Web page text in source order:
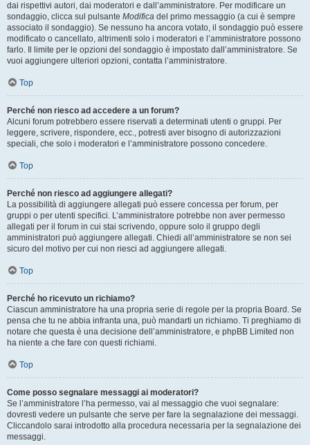
dai rispettivi autori, dai moderatori e dall’amministratore. Per modificare un
sondaggio, clicca sul pulsante Modifica del primo messaggio (a cui è sempre
associato il sondaggio). Se nessuno ha ancora votato, il sondaggio può essere
modificato o cancellato, altrimenti solo i moderatori e l’amministratore possono
farlo. Il limite per le opzioni del sondaggio è impostato dall’amministratore. Se
vuoi aggiungere ulteriori opzioni, contatta l’amministratore.
Top
Perché non riesco ad accedere a un forum?
Alcuni forum potrebbero essere riservati a determinati utenti o gruppi. Per
leggere, scrivere, rispondere, ecc., potresti aver bisogno di autorizzazioni
speciali, che solo i moderatori e l’amministratore possono concedere.
Top
Perché non riesco ad aggiungere allegati?
La possibilità di aggiungere allegati può essere concessa per forum, per
gruppi o per utenti specifici. L’amministratore potrebbe non aver permesso
allegati per il forum in cui stai scrivendo, oppure solo il gruppo degli
amministratori può aggiungere allegati. Chiedi all’amministratore se non sei
sicuro del motivo per cui non riesci ad aggiungere allegati.
Top
Perché ho ricevuto un richiamo?
Ciascun amministratore ha una propria serie di regole per la propria Board. Se
pensa che tu ne abbia infranta una, può mandarti un richiamo. Ti preghiamo di
notare che questa è una decisione dell’amministratore, e phpBB Limited non
ha niente a che fare con questi richiami.
Top
Come posso segnalare messaggi ai moderatori?
Se l’amministratore l’ha permesso, vai al messaggio che vuoi segnalare:
dovresti vedere un pulsante che serve per fare la segnalazione dei messaggi.
Cliccandolo sarai introdotto alla procedura necessaria per la segnalazione dei
messaggi.